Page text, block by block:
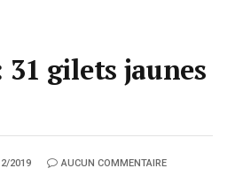
gilets jaunes
2019 AUCUN COMMENTAIRE